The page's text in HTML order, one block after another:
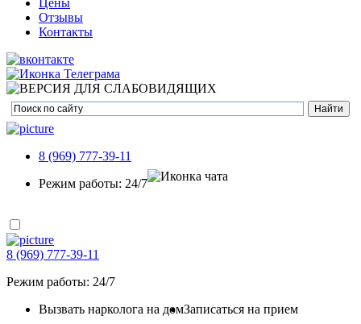
Цены
Отзывы
Контакты
8 (969) 777-39-11
Режим работы: 24/7
8 (969) 777-39-11
Режим работы: 24/7
Вызвать нарколога на домЗаписаться на прием